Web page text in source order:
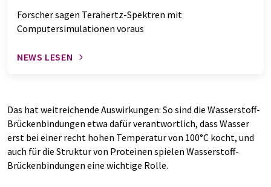
Forscher sagen Terahertz-Spektren mit
Computersimulationen voraus
NEWS LESEN
Das hat weitreichende Auswirkungen: So sind die Wasserstoff-
Brückenbindungen etwa dafür verantwortlich, dass Wasser
erst bei einer recht hohen Temperatur von 100°C kocht, und
auch für die Struktur von Proteinen spielen Wasserstoff-
Brückenbindungen eine wichtige Rolle.